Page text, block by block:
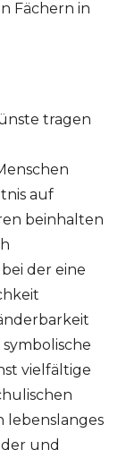
Fächern in
tragen
auf
beinhalten
der eine
vielfältige
lebenslanges
und